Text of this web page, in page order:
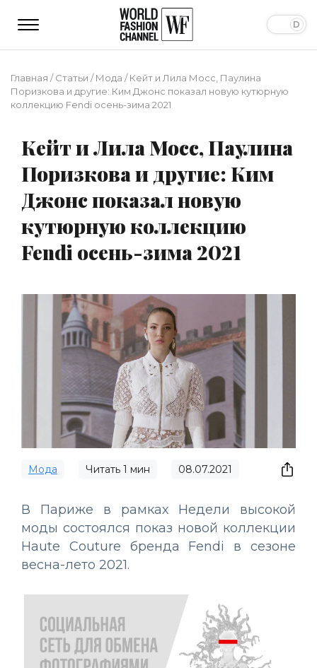
Главная /Статьи /Мода /Кейт и Лила Мосс, Паулина
Поризкова и другие: Ким Джонс показал новую кутюрную
коллекцию Fendi осень-зима 2021
Кейт и Лила Мосс, Паулина
Поризкова и другие: Ким
Джонс показал новую
кутюрную коллекцию
Fendi осень-зима 2021
Мода Читать 1 мин 08.07.2021
В Париже в рамках Недели высокой
моды состоялся показ новой коллекции
Haute Couture бренда Fendi в сезоне
весна-лето 2021.